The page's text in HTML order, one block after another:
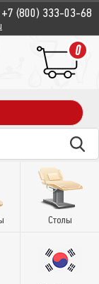
+7 (800) 333-03-68
0
Столы